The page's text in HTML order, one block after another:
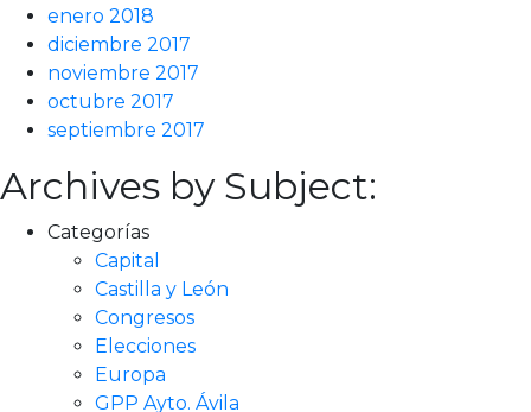
enero 2018
diciembre 2017
noviembre 2017
octubre 2017
septiembre 2017
Archives by Subject:
Categorías
Capital
Castilla y León
Congresos
Elecciones
Europa
GPP Ayto. Ávila